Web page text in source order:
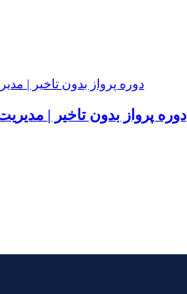
دوره پرواز بدون تاخیر |